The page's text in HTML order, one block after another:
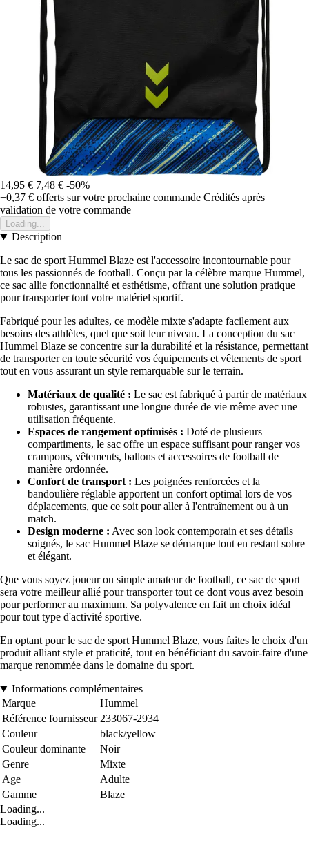
14,95 € 7,48 € -50%
+0,37 € offerts sur votre prochaine commande Crédités après
validation de votre commande
Loading...
Description
Le sac de sport Hummel Blaze est l'accessoire incontournable pour
tous les passionnés de football. Conçu par la célèbre marque Hummel,
ce sac allie fonctionnalité et esthétisme, offrant une solution pratique
pour transporter tout votre matériel sportif.
Fabriqué pour les adultes, ce modèle mixte s'adapte facilement aux
besoins des athlètes, quel que soit leur niveau. La conception du sac
Hummel Blaze se concentre sur la durabilité et la résistance, permettant
de transporter en toute sécurité vos équipements et vêtements de sport
tout en vous assurant un style remarquable sur le terrain.
Matériaux de qualité : Le sac est fabriqué à partir de matériaux
robustes, garantissant une longue durée de vie même avec une
utilisation fréquente.
Espaces de rangement optimisés : Doté de plusieurs
compartiments, le sac offre un espace suffisant pour ranger vos
crampons, vêtements, ballons et accessoires de football de
manière ordonnée.
Confort de transport : Les poignées renforcées et la
bandoulière réglable apportent un confort optimal lors de vos
déplacements, que ce soit pour aller à l'entraînement ou à un
match.
Design moderne : Avec son look contemporain et ses détails
soignés, le sac Hummel Blaze se démarque tout en restant sobre
et élégant.
Que vous soyez joueur ou simple amateur de football, ce sac de sport
sera votre meilleur allié pour transporter tout ce dont vous avez besoin
pour performer au maximum. Sa polyvalence en fait un choix idéal
pour tout type d'activité sportive.
En optant pour le sac de sport Hummel Blaze, vous faites le choix d'un
produit alliant style et praticité, tout en bénéficiant du savoir-faire d'une
marque renommée dans le domaine du sport.
Informations complémentaires
Marque
Hummel
Référence fournisseur 233067-2934
Couleur
black/yellow
Couleur dominante
Noir
Genre
Mixte
Age
Adulte
Gamme
Blaze
Loading...
Loading...